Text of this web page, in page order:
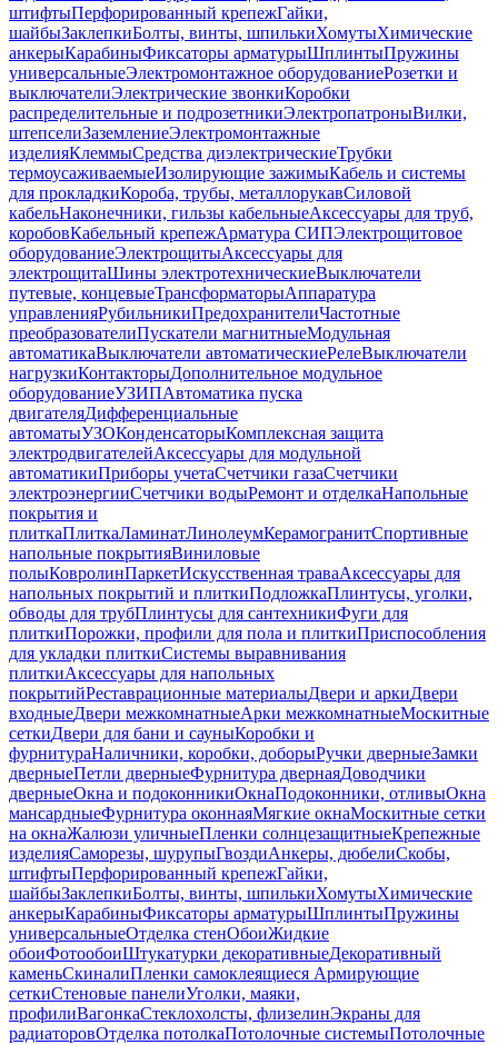
штифтыПерфорированный крепежГайки,
шайбыЗаклепкиБолты, винты, шпилькиХомутыХимические
анкерыКарабиныФиксаторы арматурыШплинтыПружины
универсальныеЭлектромонтажное оборудованиеРозетки и
выключателиЭлектрические звонкиКоробки
распределительные и подрозетникиЭлектропатроныВилки,
штепселиЗаземлениеЭлектромонтажные
изделияКлеммыСредства диэлектрическиеТрубки
термоусаживаемыеИзолирующие зажимыКабель и системы
для прокладкиКороба, трубы, металлорукавСиловой
кабельНаконечники, гильзы кабельныеАксессуары для труб,
коробовКабельный крепежАрматура СИПЭлектрощитовое
оборудованиеЭлектрощитыАксессуары для
электрощитаШины электротехническиеВыключатели
путевые, концевыеТрансформаторыАппаратура
управленияРубильникиПредохранителиЧастотные
преобразователиПускатели магнитныеМодульная
автоматикаВыключатели автоматическиеРелеВыключатели
нагрузкиКонтакторыДополнительное модульное
оборудованиеУЗИПАвтоматика пуска
двигателяДифференциальные
автоматыУЗОКонденсаторыКомплексная защита
электродвигателейАксессуары для модульной
автоматикиПриборы учетаСчетчики газаСчетчики
электроэнергииСчетчики водыРемонт и отделкаНапольные
покрытия и
плиткаПлиткаЛаминатЛинолеумКерамогранитСпортивные
напольные покрытияВиниловые
полыКовролинПаркетИскусственная траваАксессуары для
напольных покрытий и плиткиПодложкаПлинтусы, уголки,
обводы для трубПлинтусы для сантехникиФуги для
плиткиПорожки, профили для пола и плиткиПриспособления
для укладки плиткиСистемы выравнивания
плиткиАксессуары для напольных
покрытийРеставрационные материалыДвери и аркиДвери
входныеДвери межкомнатныеАрки межкомнатныеМоскитные
сеткиДвери для бани и сауныКоробки и
фурнитураНаличники, коробки, доборыРучки дверныеЗамки
дверныеПетли дверныеФурнитура двернаяДоводчики
дверныеОкна и подоконникиОкнаПодоконники, отливыОкна
мансардныеФурнитура оконнаяМягкие окнаМоскитные сетки
на окнаЖалюзи уличныеПленки солнцезащитныеКрепежные
изделияСаморезы, шурупыГвоздиАнкеры, дюбелиСкобы,
штифтыПерфорированный крепежГайки,
шайбыЗаклепкиБолты, винты, шпилькиХомутыХимические
анкерыКарабиныФиксаторы арматурыШплинтыПружины
универсальныеОтделка стенОбоиЖидкие
обоиФотообоиШтукатурки декоративныеДекоративный
каменьСкиналиПленки самоклеящиеся Армирующие
сеткиСтеновые панелиУголки, маяки,
профилиВагонкаСтеклохолсты, флизелинЭкраны для
радиаторовОтделка потолкаПотолочные системыПотолочные